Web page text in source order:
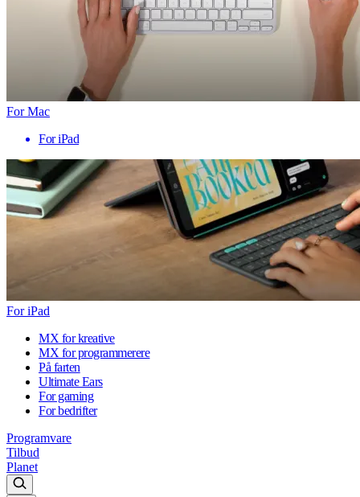
For Mac
For iPad
For iPad
MX for kreative
MX for programmerere
På farten
Ultimate Ears
For gaming
For bedrifter
Programvare
Tilbud
Planet